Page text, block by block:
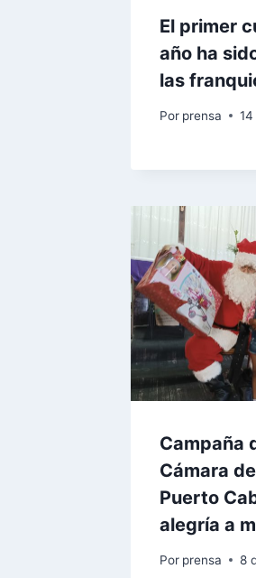
El primer
año ha
las
Por prensa
Campaña
Cámara
Puerto
alegría a
Por prensa 8